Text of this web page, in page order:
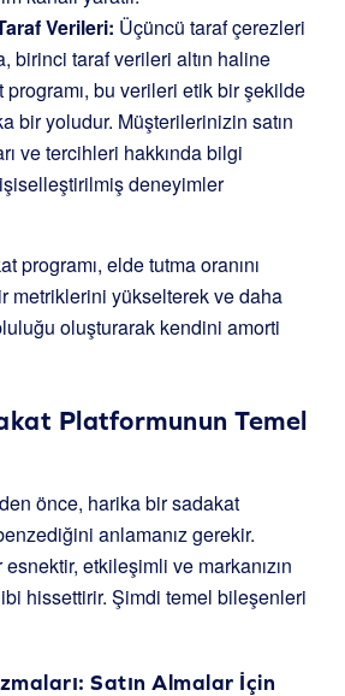
Verileri: Üçüncü taraf çerezleri
birinci taraf verileri altın haline
bu verileri etik bir şekilde
bir yoludur. Müşterilerinizin satın
ve tercihleri hakkında bilgi
deneyimler
programı, elde tutma oranını
metriklerini yükselterek ve daha
oluşturarak kendini amorti
Platformunun Temel
önce, harika bir sadakat
anlamanız gerekir.
etkileşimli ve markanızın
hissettirir. Şimdi temel bileşenleri
Satın Almalar İçin